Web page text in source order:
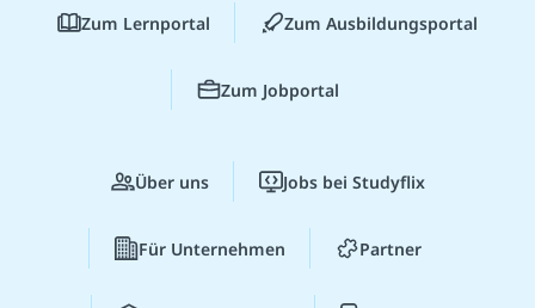
Zum Lernportal Zum Ausbildungsportal
Zum Jobportal
Über uns Jobs bei Studyflix
Für Unternehmen Partner